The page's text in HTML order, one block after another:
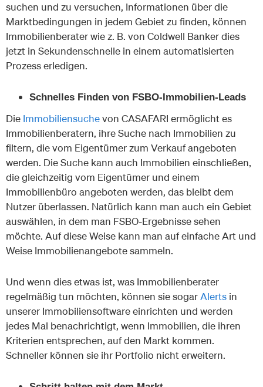
suchen und zu versuchen, Informationen über die
Marktbedingungen in jedem Gebiet zu finden, können
Immobilienberater wie z. B. von Coldwell Banker dies
jetzt in Sekundenschnelle in einem automatisierten
Prozess erledigen.
Schnelles Finden von FSBO-Immobilien-Leads
Die Immobiliensuchevon CASAFARI ermöglicht es
Immobilienberatern, ihre Suche nach Immobilien zu
filtern, die vom Eigentümer zum Verkauf angeboten
werden. Die Suche kann auch Immobilien einschließen,
die gleichzeitig vom Eigentümer und einem
Immobilienbüro angeboten werden, das bleibt dem
Nutzer überlassen. Natürlich kann man auch ein Gebiet
auswählen, in dem man FSBO-Ergebnisse sehen
möchte. Auf diese Weise kann man auf einfache Art und
Weise Immobilienangebote sammeln.
Und wenn dies etwas ist, was Immobilienberater
regelmäßig tun möchten, können sie sogarAlerts in
unserer Immobiliensoftware einrichten und werden
jedes Mal benachrichtigt, wenn Immobilien, die ihren
Kriterien entsprechen, auf den Markt kommen.
Schneller können sie ihr Portfolio nicht erweitern.